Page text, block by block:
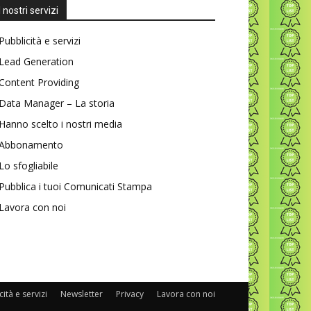
I nostri servizi
Pubblicità e servizi
Lead Generation
Providing
Data Manager – La storia
Hanno scelto i nostri media
Lo sfogliabile
Pubblica i tuoi Comunicati Stampa
Lavora con noi
e servizi Newsletter Privacy Lavora con noi